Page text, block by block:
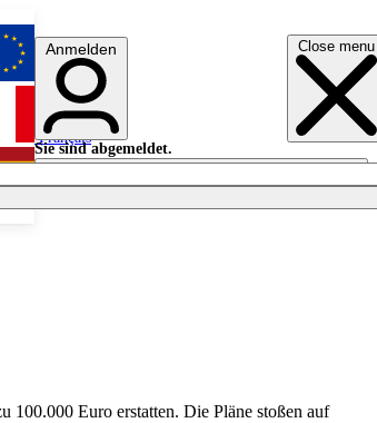
Close menu
English
Français
Anmelden
Sie sind abgemeldet.
Anmelden
Licht aus
100.000 Euro erstatten. Die Pläne stoßen auf